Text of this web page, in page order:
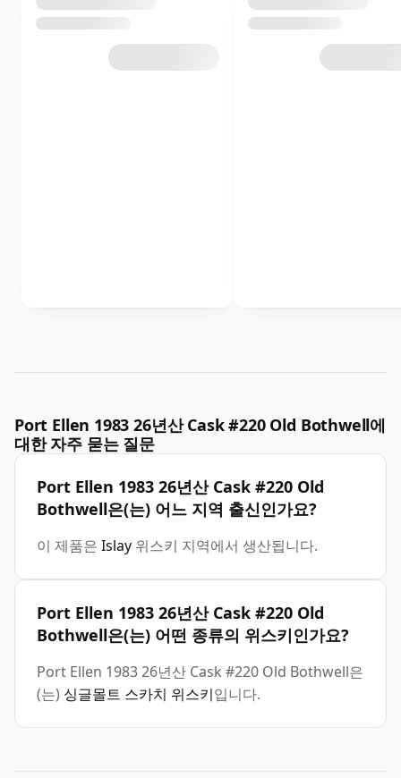
Port Ellen 1983 26년산 Cask #220 Old Bothwell에
대한 자주 묻는 질문
Port Ellen 1983 26년산 Cask #220 Old
Bothwell은(는) 어느 지역 출신인가요?
이 제품은 Islay 위스키 지역에서 생산됩니다.
Port Ellen 1983 26년산 Cask #220 Old
Bothwell은(는) 어떤 종류의 위스키인가요?
Port Ellen 1983 26년산 Cask #220 Old Bothwell은
(는) 싱글몰트 스카치 위스키입니다.